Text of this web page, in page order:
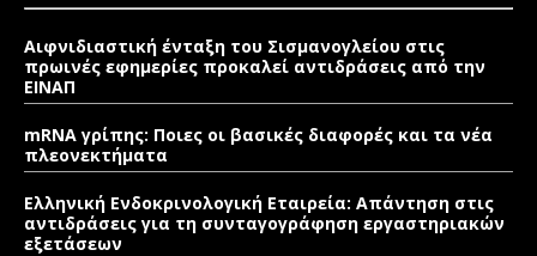
Αιφνιδιαστική ένταξη του Σισμανογλείου στις
πρωινές εφημερίες προκαλεί αντιδράσεις από την
ΕΙΝΑΠ
mRNA γρίπης: Ποιες οι βασικές διαφορές και τα νέα
πλεονεκτήματα
Ελληνική Ενδοκρινολογική Εταιρεία: Απάντηση στις
αντιδράσεις για τη συνταγογράφηση εργαστηριακών
εξετάσεων